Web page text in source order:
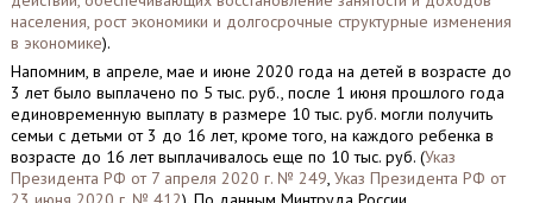
населения, рост экономики и долгосрочные структурные изменения
в экономике).
Напомним, в апреле, мае и июне 2020 года на детей в возрасте до
3 лет было выплачено по 5 тыс. руб., после 1 июня прошлого года
единовременную выплату в размере 10 тыс. руб. могли получить
семьи с детьми от 3 до 16 лет, кроме того, на каждого ребенка в
возрасте до 16 лет выплачивалось еще по 10 тыс. руб. (Указ
Президента РФ от 7 апреля 2020 г. № 249, Указ Президента РФ от